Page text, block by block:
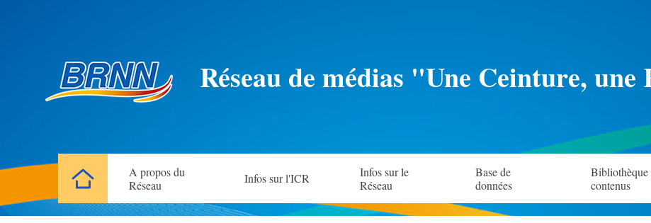
Réseau de médias "Une Ceinture, une
A propos du
Réseau
Infos sur l'ICR
Infos sur le
Réseau
Base de
données
Bibliothèque
contenus